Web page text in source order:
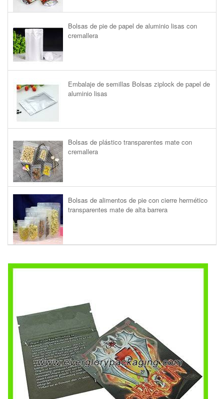
Bolsas de pie de papel de aluminio lisas con
cremallera
Embalaje de semillas Bolsas ziplock de papel de
aluminio lisas
Bolsas de plástico transparentes mate con
cremallera
Bolsas de alimentos de pie con cierre hermético
transparentes mate de alta barrera